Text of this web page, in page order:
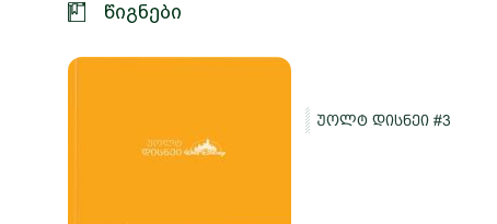
წიგნები
უოლტ დისნეი #3